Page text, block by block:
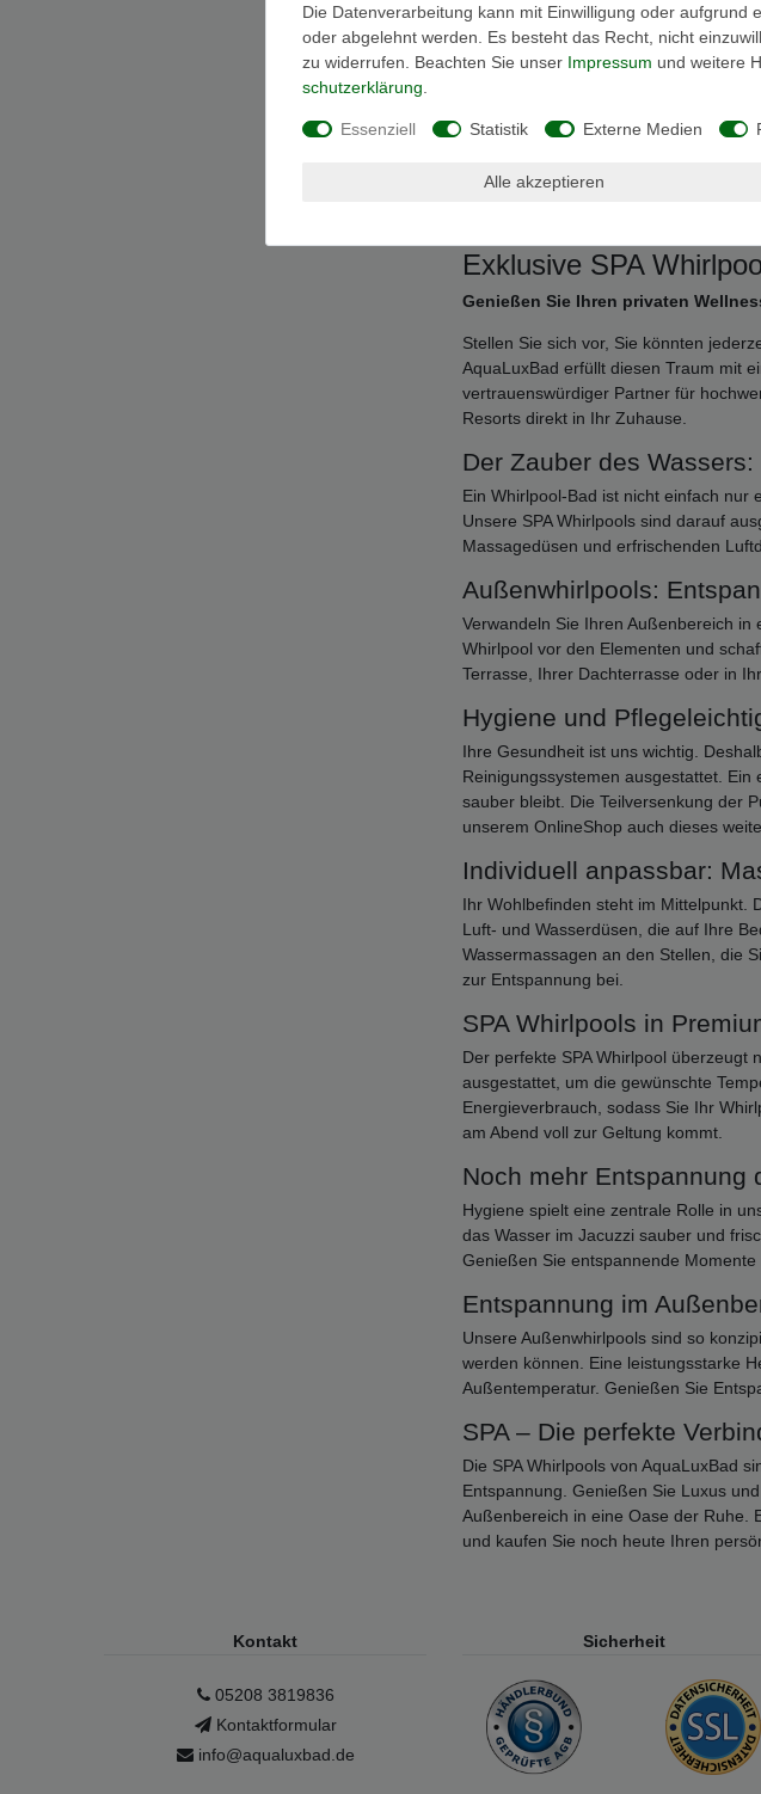
Outdoor-Whirlpool 590x235 cm grau weiß
Schwimspas Swim-SPA AWT Innovation590 Dual
*inkl. ges. MwSt.zzgl.
Exklusive SPA
Genießen Sie Ihren privaten
Stellen Sie sich vor, Sie könnten
AquaLuxBad erfüllt diesen Traum mit
vertrauenswürdiger Partner für
Resorts direkt in Ihr Zuhause.
Der Zauber des
Ein Whirlpool-Bad ist nicht einfach nur
Unsere SPA Whirlpools sind darauf
Massagedüsen und erfrischenden
Außenwhirlpools:
Verwandeln Sie Ihren Außenbereich
Whirlpool vor den Elementen und
Terrasse, Ihrer Dachterrasse oder in
Hygiene und
Ihre Gesundheit ist uns wichtig.
Reinigungssystemen ausgestattet.
sauber bleibt. Die Teilversenkung der
unserem OnlineShop auch dieses
Individuell anpassbar:
Ihr Wohlbefinden steht im Mittelpunkt.
Luft- und Wasserdüsen, die auf Ihre
Wassermassagen an den Stellen, die
zur Entspannung bei.
SPA Whirlpools in
Der perfekte SPA Whirlpool
ausgestattet, um die gewünschte
Energieverbrauch, sodass Sie Ihr
am Abend voll zur Geltung kommt.
Noch mehr Entspannung
Hygiene spielt eine zentrale Rolle in
das Wasser im Jacuzzi sauber und
Genießen Sie entspannende
Entspannung im
Unsere Außenwhirlpools sind so
werden können. Eine leistungsstarke
Außentemperatur. Genießen Sie
SPA – Die perfekte
Die SPA Whirlpools von AquaLuxBad
Entspannung. Genießen Sie Luxus
Außenbereich in eine Oase der Ruhe.
und kaufen Sie noch heute Ihren
Kontakt
05208 3819836
Kontaktformular
info@aqualuxbad.de
Sicherheit
Die Datenverarbeitung kann mit Einwilligung oder
oder abgelehnt werden. Es besteht das Recht, nicht
zu widerrufen. Beachten Sie unser Impressum und weitere
schutz­erklärung
Essenziell Statistik Externe Medien
Alle akzeptieren